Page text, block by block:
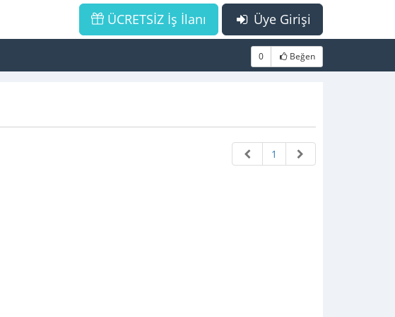
Üye Girişi
ÜCRETSİZ İş İlanı
0 Beğen
1